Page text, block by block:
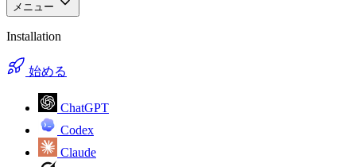
メニュー
Installation
始める
ChatGPT
Codex
Claude